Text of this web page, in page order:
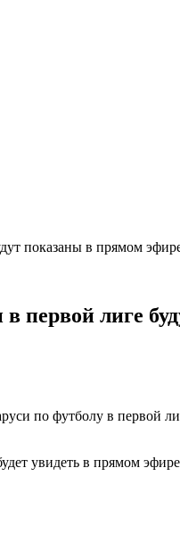
показаны в прямом
первой лиге
по футболу в первой
увидеть в прямом